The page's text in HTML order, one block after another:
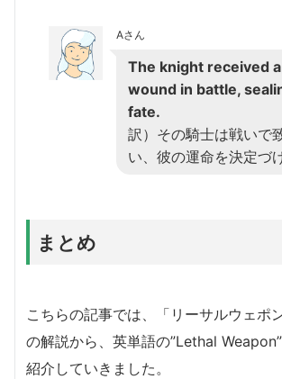
Aさん
The knight received
wound in battle,
fate.
訳）その騎士は戦いで
い、彼の運命を決定づ
まとめ
こちらの記事では、「リーサルウェポ
の解説から、英単語の”Lethal
紹介していきました。